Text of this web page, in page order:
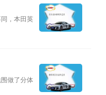
，本田英
做了分体